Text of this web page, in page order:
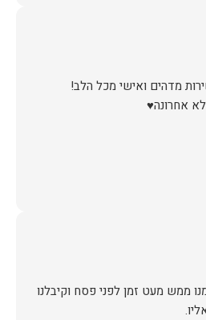
לא אחרונה♥️
ממש מעט זמן לפני פסח וקיבלנו